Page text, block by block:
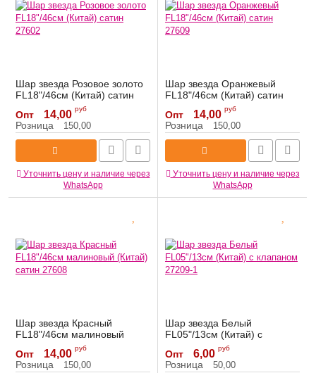
Шар звезда Розовое золото
FL18"/46см (Китай) сатин
Артикул: 27602
Опт 14,00 руб
Розница 150,00
Уточнить цену и наличие через
WhatsApp
Шар звезда Оранжевый
FL18"/46см (Китай) сатин
Артикул: 27609
Опт 14,00 руб
Розница 150,00
Уточнить цену и наличие через
WhatsApp
Шар звезда Красный
FL18"/46см малиновый
(Китай) сатин 27608
Артикул: 27608
Опт 14,00 руб
Розница 150,00
Шар звезда Белый
FL05"/13см (Китай) с
клапаном 27209-1
Артикул: 27209-1
Опт 6,00 руб
Розница 50,00